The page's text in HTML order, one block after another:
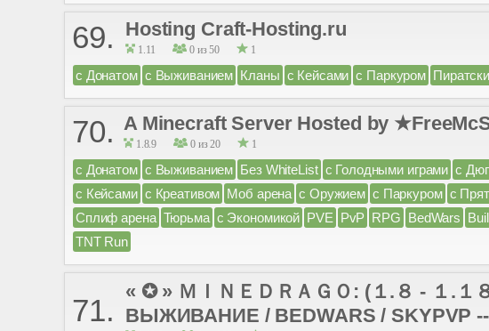
69. Hosting Craft-Hosting.ru
1.11 0 из 50 1
с Донатом с Выживанием Кланы с Кейсами с Паркуром
70. A Minecraft Server Hosted by
1.8.9 0 из 20 1
с Донатом с Выживанием Без WhiteList с Голодными играми с
с Кейсами с Креативом Моб арена с Оружием с Паркуром с
Сплиф арена Тюрьма с Экономикой PVE PvP RPG BedWars
TNT Run
71.
« ✪ » ＭＩＮＥＤＲＡＧＯ: (１.８ - １.
ВЫЖИВАНИЕ / BEDWARS / SKYPVP